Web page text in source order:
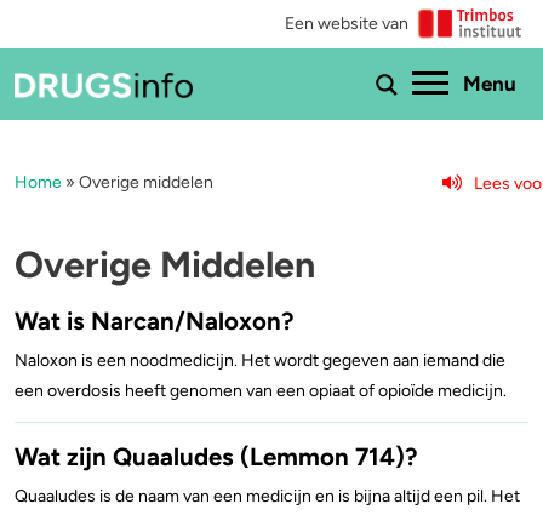
Een website van
Menu
Menu
Bekijk alle drugs
Cannabis
XTC / MDMA
Cocaïne
Speed
Aantoonbaarheid
Zwangerschap
Drugs & de wet
Home » Overige middelen Lees
Overige Middelen
Wat is Narcan/Naloxon?
Naloxon is een noodmedicijn. Het wordt gegeven aan iemand die
een overdosis heeft genomen van een opiaat of opioïde medicijn.
Wat zijn Quaaludes (Lemmon 714)?
Quaaludes is de naam van een medicijn en is bijna altijd een pil. Het